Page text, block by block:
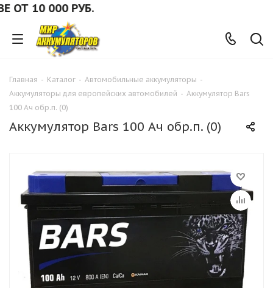
10 000 РУБ.
Главная - Каталог - Автомобильные аккумуляторы -
Аккумуляторы для европейских автомобилей - Аккумулятор Bars
100 Ач обр.п. (0)
Аккумулятор Bars 100 Ач обр.п. (0)